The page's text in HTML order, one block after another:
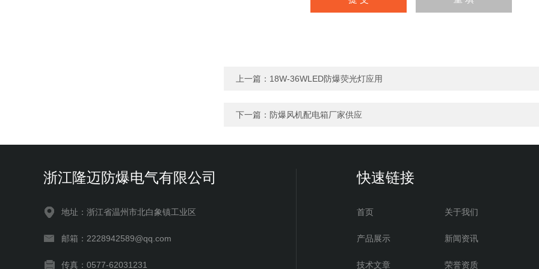
上一篇： 18W-36WLED防爆荧光灯应用
下一篇： 防爆风机配电箱厂家供应
浙江隆迈防爆电气有限公司
地址：浙江省温州市北白象镇工业区
邮箱：2228942589@qq.com
传真：0577-62031231
快速链接
首页 关于我们
产品展示 新闻资讯
技术文章 荣誉资质